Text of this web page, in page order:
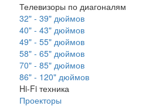
Телевизоры по диагоналям
32" - 39" дюймов
40" - 43" дюймов
49" - 55" дюймов
58" - 65" дюймов
70" - 85" дюймов
86" - 120" дюймов
Hi-Fi техника
Проекторы